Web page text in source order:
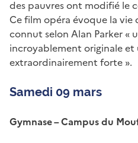
des pauvres ont modifié le
Ce film opéra évoque la
connut selon Alan Parker «
incroyablement originale
extraordinairement forte ».
Samedi 09 mars
Gymnase – Campus du